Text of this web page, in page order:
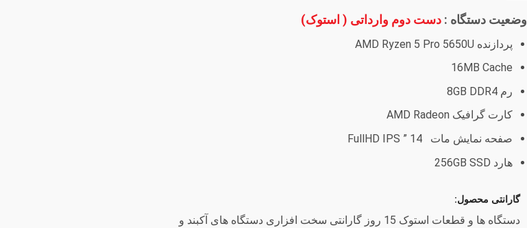
وضعیت دستگاه : دست دوم وارداتی ( استوک)
پردازنده AMD Ryzen 5 Pro 5650U
16MB Cache
رم 8GB DDR4
کارت گرافیک AMD Radeon
صفحه نمایش مات 14 ” FullHD IPS
هارد 256GB SSD
گارانتی محصول:
دستگاه ها و قطعات استوک 15 روز گارانتی سخت افزاری دستگاه های آکبند و